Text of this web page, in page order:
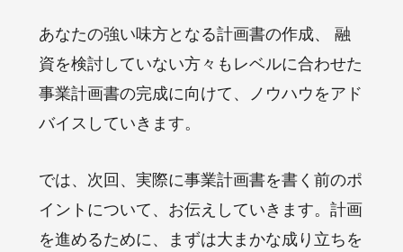
あなたの強い味方となる計画書の作成、 融
資を検討していない方々もレベルに合わせた
事業計画書の完成に向けて、ノウハウをアド
バイスしていきます。
では、次回、実際に事業計画書を書く前のポ
イントについて、お伝えしていきます。計画
を進めるために、まずは大まかな成り立ちを